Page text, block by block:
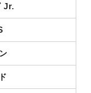
Jr.